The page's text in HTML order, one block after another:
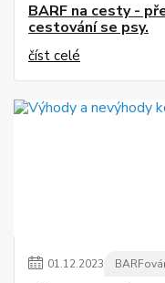
BARF na cesty -
cestování se psy.
číst celé
01.12.2023